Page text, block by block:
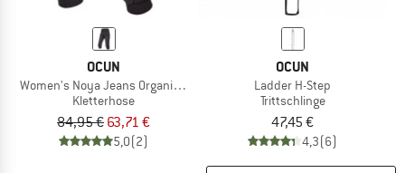
OCUN
Women's Noya Jeans Organic Shorts
Kletterhose
84,95 € 63,71 €
5,0(2)
OCUN
Ladder H-Step
Trittschlinge
47,45 €
4,3(6)